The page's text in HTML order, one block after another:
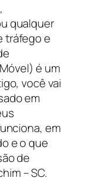
qualquer
tráfego e
é um
você vai
em
em
e o que
de
– SC.